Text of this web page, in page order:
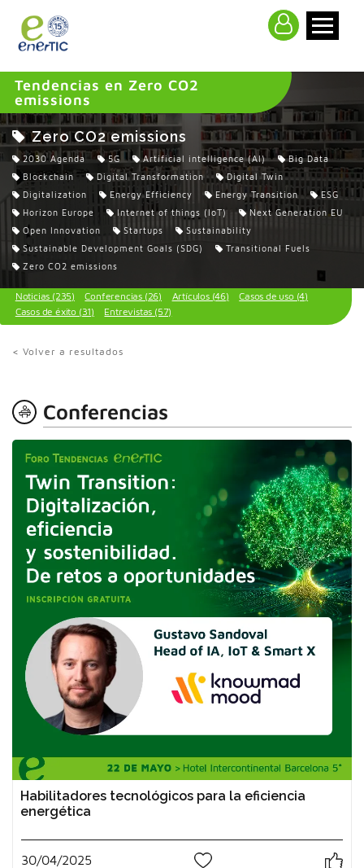
Tendencias en Zero CO2
emissions
Zero CO2 emissions
2030 Agenda 5G Artificial intelligence (AI)
Big Data
Blockchain
Digital Transformation
Digital Twin
Digitalization
Energy Efficiency Energy Transition
ESG
Horizon Europe
Internet of things (IoT)
Next Generation EU
Open Innovation
Startups
Sustainability
Sustainable Development Goals (SDG)
Transitional Fuels
Zero CO2 emissions
Noticias (235) Conferencias (26) Artículos (46)
Casos de uso (4)
Casos de éxito (31)
Entrevistas (57)
< Volver a resultados
Conferencias
Habilitadores tecnológicos para la eficiencia
energética
30/04/2025